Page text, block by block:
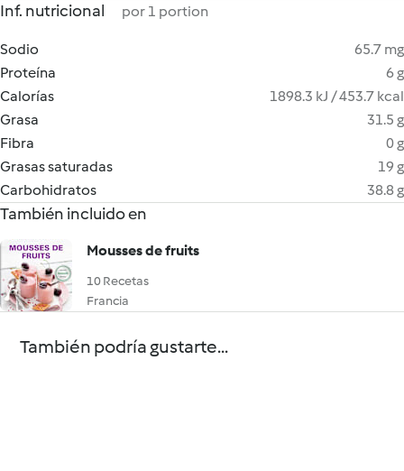
Inf. nutricional por 1 portion
Sodio
65.7 mg
Proteína
6 g
Calorías
1898.3 kJ / 453.7 kcal
Grasa
31.5 g
Fibra
0 g
Grasas saturadas
19 g
Carbohidratos
38.8 g
También incluido en
Mousses de fruits
10 Recetas
Francia
También podría gustarte...